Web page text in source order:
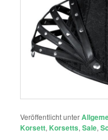
Veröffentlicht unter
Korsett, Korsetts,Sale,